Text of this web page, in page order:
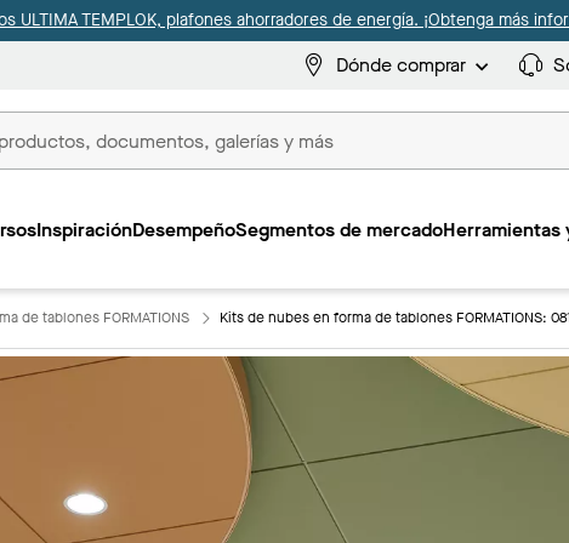
ULTIMA TEMPLOK, plafones ahorradores de energía. ¡Obtenga más
Dónde comprar
InspiraciónDesempeñoSegmentos de mercado
de tablones FORMATIONS Kits de nubes en forma de tablones FORMATIONS: